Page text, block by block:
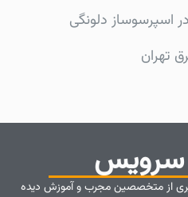
تهران
سرویس
از متخصصین مجرب و آموزش دیده